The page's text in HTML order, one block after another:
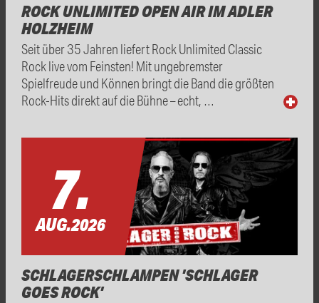
ROCK UNLIMITED OPEN AIR IM ADLER
HOLZHEIM
Seit über 35 Jahren liefert Rock Unlimited Classic
Rock live vom Feinsten! Mit ungebremster
Spielfreude und Können bringt die Band die größten
Rock-Hits direkt auf die Bühne – echt, …
7.
AUG.2026
SCHLAGERSCHLAMPEN 'SCHLAGER
GOES ROCK'